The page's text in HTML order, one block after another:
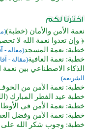
نعمة الأمن والأمان (خطبة)
﴿ وإن تعدوا نعمة الله لا
خطبة: نعمة المسجد(مقالة -
خطبة: نعمة العافية(مقالة -
الذكاء الاصطناعي بين
الشريعة)
خطبة: نعمة الأمن من
خطبة عيد الفطر المبارك
خطبة: نعمة الأمن في
خطبة: نعمة الأمن وفضل
خطبة: وجوب شكر الله على